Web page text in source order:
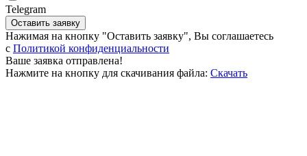
Telegram
Оставить заявку
Нажимая на кнопку "Оставить заявку", Вы соглашаетесь
c Политикой конфиденциальности
Ваше заявка отправлена!
Нажмите на кнопку для скачивания файла: Скачать